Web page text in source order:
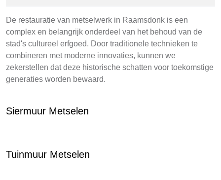
De restauratie van metselwerk in Raamsdonk is een
complex en belangrijk onderdeel van het behoud van de
stad's cultureel erfgoed. Door traditionele technieken te
combineren met moderne innovaties, kunnen we
zekerstellen dat deze historische schatten voor toekomstige
generaties worden bewaard.
Siermuur Metselen
Tuinmuur Metselen